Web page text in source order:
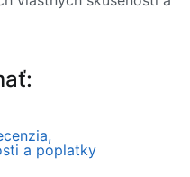
a poplatky